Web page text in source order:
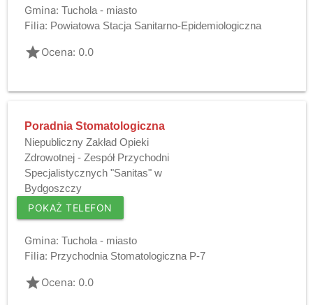
Gmina: Tuchola - miasto
Filia: Powiatowa Stacja Sanitarno-Epidemiologiczna
gradeOcena: 0.0
Poradnia Stomatologiczna
Niepubliczny Zakład Opieki
Zdrowotnej - Zespół Przychodni
Specjalistycznych "Sanitas" w
Bydgoszczy
POKAŻ TELEFON
Gmina: Tuchola - miasto
Filia: Przychodnia Stomatologiczna P-7
gradeOcena: 0.0